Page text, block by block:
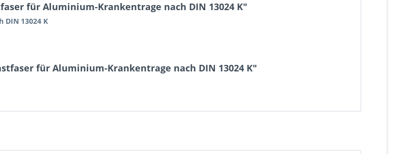
für Aluminium-Krankentrage nach DIN 13024 K"
DIN 13024 K
für Aluminium-Krankentrage nach DIN 13024 K"